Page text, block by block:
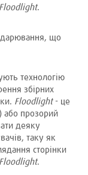
Floodlight.
що
технологію
збірних
Floodlight- це
або прозорий
деяку
таку як
сторінки
Floodlight.